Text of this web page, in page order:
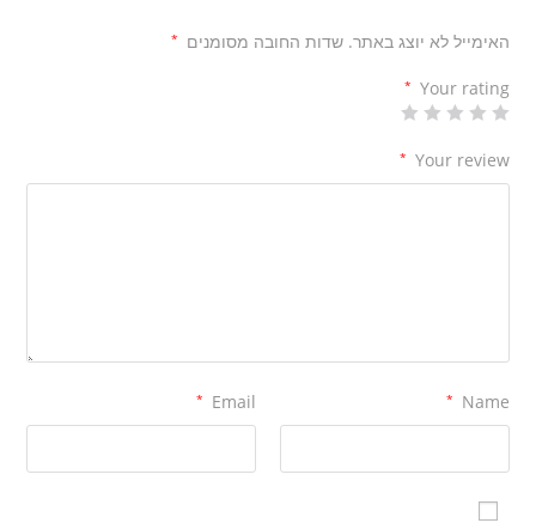
האימייל לא יוצג באתר. שדות החובה מסומנים *
Your rating
*
Your review
*
Name
*
Email
*